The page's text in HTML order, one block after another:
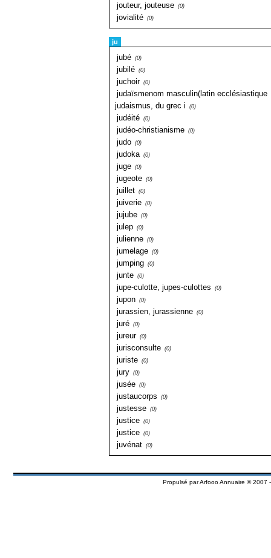
jouteur, jouteuse (0)
jovialité (0)
ju
jubé (0)
jubilé (0)
juchoir (0)
judaïsmenom masculin(latin ecclésiastique
judaismus, du grec i
(0)
judéité (0)
judéo-christianisme (0)
judo (0)
judoka (0)
juge (0)
jugeote (0)
juillet (0)
juiverie (0)
jujube (0)
julep (0)
julienne (0)
jumelage (0)
jumping (0)
junte (0)
jupe-culotte, jupes-culottes (0)
jupon (0)
jurassien, jurassienne (0)
juré (0)
jureur (0)
jurisconsulte (0)
juriste (0)
jury (0)
jusée (0)
justaucorps (0)
justesse (0)
justice (0)
justice (0)
juvénat (0)
Propulsé parArfooo Annuaire © 2007